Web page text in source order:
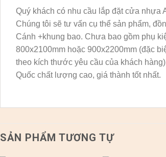
Quý khách có nhu cầu lắp đặt cửa nhựa
Chúng tôi sẽ tư vấn cụ thể sản phẩm,
Cánh +khung bao. Chưa bao gồm phụ
800x2100mm hoặc 900x2200mm (đặc
theo kích thước yêu cầu của khách
Quốc chất lượng cao, giá thành tốt nhất.
SẢN PHẨM TƯƠNG TỰ